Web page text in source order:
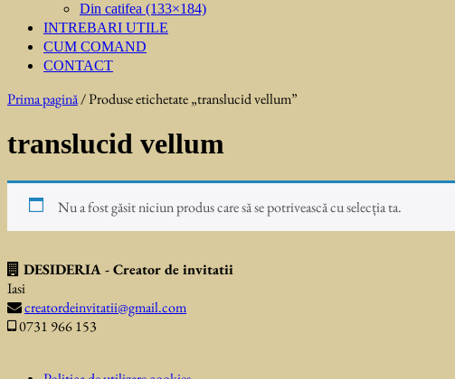
Din catifea (133×184)
INTREBARI UTILE
CUM COMAND
CONTACT
Prima pagină/ Produse etichetate „translucid vellum”
translucid vellum
Nu a fost găsit niciun produs care să se potrivească cu selecția ta.
DESIDERIA - Creator de invitatii
Iasi
creatordeinvitatii@gmail.com
0731 966 153